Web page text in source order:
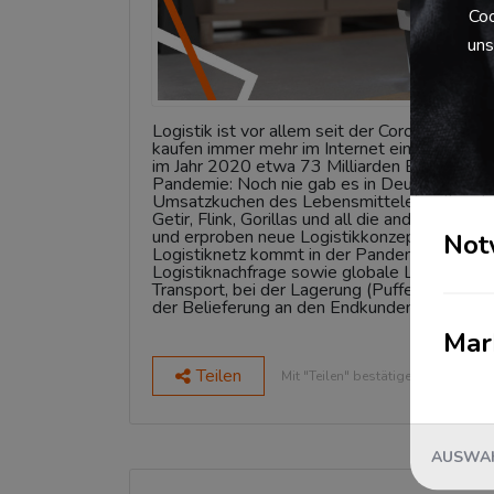
Logistik ist vor allem seit der
kaufen immer mehr im Internet ein. Der
im Jahr 2020 etwa 73 Milliarden Euro um,
Pandemie: Noch nie gab es in Deutschland
Umsatzkuchen des
Getir, Flink, Gorillas und all die anderen
und erproben neue Logistikkonzepte und -
Logistiknetz kommt in der Pandemie an
Logistiknachfrage sowie globale
Transport, bei der Lagerung (Pufferlager
der Belieferung an den Endkunden.
Teilen Mit "Teilen" bestätigen Sie den